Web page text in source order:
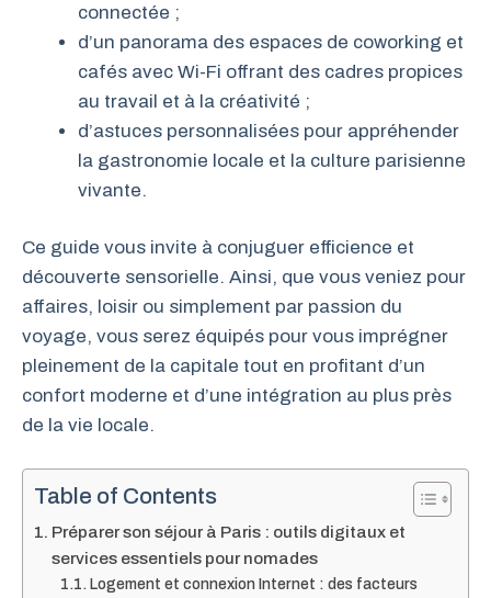
connectée ;
d’un panorama des espaces de coworking et
cafés avec Wi-Fi offrant des cadres propices
au travail et à la créativité ;
d’astuces personnalisées pour appréhender
la gastronomie locale et la culture parisienne
vivante.
Ce guide vous invite à conjuguer efficience et
découverte sensorielle. Ainsi, que vous veniez pour
affaires, loisir ou simplement par passion du
voyage, vous serez équipés pour vous imprégner
pleinement de la capitale tout en profitant d’un
confort moderne et d’une intégration au plus près
de la vie locale.
Table of Contents
Préparer son séjour à Paris : outils digitaux et
services essentiels pour nomades
Logement et connexion Internet : des facteurs